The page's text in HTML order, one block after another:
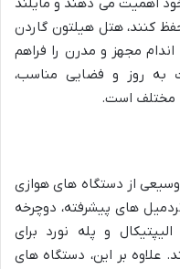
کنند، هتل هیلتون گاردن
مجهز و مدرن را فراهم
به روز و فضایی مناسب،
مختلف است.
از دستگاه های هوازی
های پیشرفته، دوچرخه
و پله نورد برای
علاوه بر این، دستگاه های